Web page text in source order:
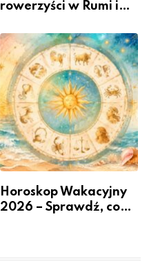
rowerzyści w Rumi i
Horoskop Wakacyjny
2026 – Sprawdź, co